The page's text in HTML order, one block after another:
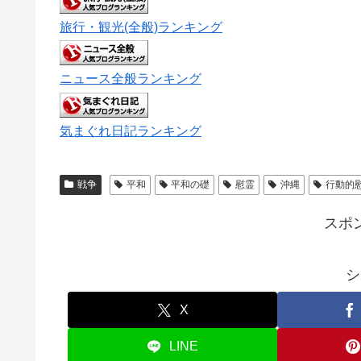
旅行・観光(全般)ランキング
ニュース全般ランキング
気まぐれ日記ランキング
戦争 平和 平和の礎 慰霊 沖縄 行動的
スポ
X
LINE